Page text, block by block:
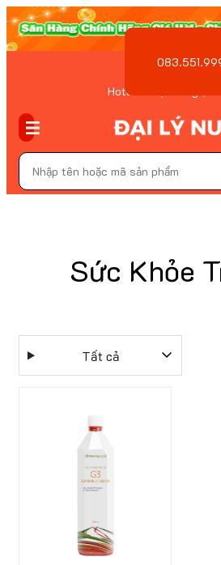
Hotline Đặt hàng (
Tất cả
Sức Khỏe